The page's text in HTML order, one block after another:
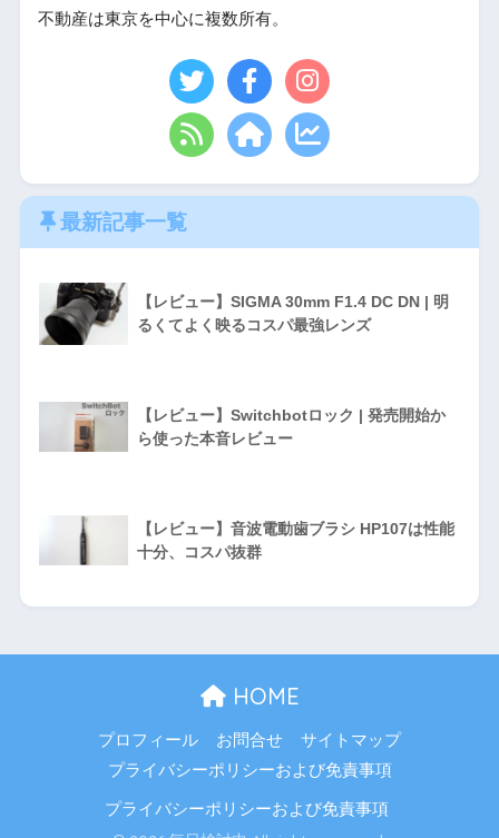
不動産は東京を中心に複数所有。
最新記事一覧
【レビュー】SIGMA 30mm F1.4 DC DN | 明
るくてよく映るコスパ最強レンズ
【レビュー】Switchbotロック | 発売開始か
ら使った本音レビュー
【レビュー】音波電動歯ブラシ HP107は性能
十分、コスパ抜群
HOME
プロフィール お問合せ
サイトマップ
プライバシーポリシーおよび免責事項
プライバシーポリシーおよび免責事項